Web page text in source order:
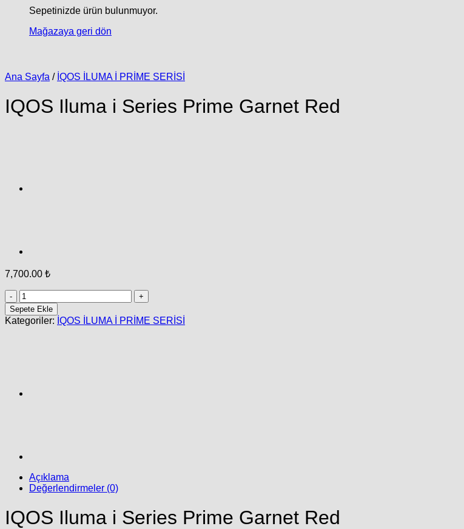
Sepetinizde ürün bulunmuyor.
Mağazaya geri dön
Ana Sayfa / İQOS İLUMA İ PRİME SERİSİ
IQOS Iluma i Series Prime Garnet Red
7,700.00 ₺
IQOS
Iluma
i
Series
Sepete Ekle
Kategoriler: İQOS İLUMA İ PRİME SERİSİ
Açıklama
Değerlendirmeler (0)
IQOS Iluma i Series Prime Garnet Red